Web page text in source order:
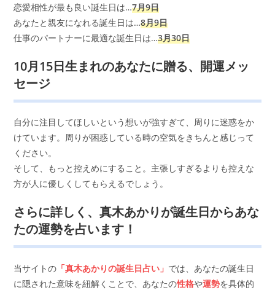
恋愛相性が最も良い誕生日は…7月9日
あなたと親友になれる誕生日は…8月9日
仕事のパートナーに最適な誕生日は…3月30日
10月15日生まれのあなたに贈る、開運メッ
セージ
自分に注目してほしいという想いが強すぎて、周りに迷惑をか
けています。周りが困惑している時の空気をきちんと感じって
ください。
そして、もっと控えめにすること。主張しすぎるよりも控えな
方が人に優しくしてもらえるでしょう。
さらに詳しく、真木あかりが誕生日からあな
たの運勢を占います！
当サイトの 「真木あかりの誕生日占い」 では、あなたの誕生日
に隠された意味を紐解くことで、あなたの性格や運勢を具体的